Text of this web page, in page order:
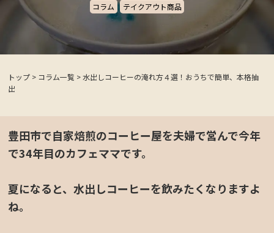
コラム テイクアウト商品
トップ > コラム一覧 >水出しコーヒーの淹れ方４選！おうちで簡単、本格抽
出
豊田市で自家焙煎のコーヒー屋を夫婦で営んで今年
で34年目のカフェママです。
夏になると、水出しコーヒーを飲みたくなりますよ
ね。